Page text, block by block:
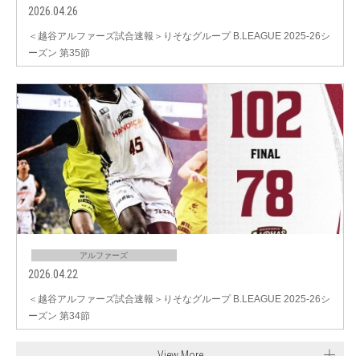
2026.04.26
＜越谷アルファーズ試合速報＞りそなグループ B.LEAGUE 2025-26シ
ーズン 第35節
アルファーズ
2026.04.22
＜越谷アルファーズ試合速報＞りそなグループ B.LEAGUE 2025-26シ
ーズン 第34節